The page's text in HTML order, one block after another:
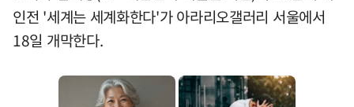
인전 '세계는 세계화한다'가 아라리오갤러리 서울에서
18일 개막한다.